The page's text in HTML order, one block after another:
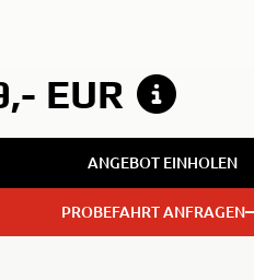
EUR
ANGEBOT EINHOLEN
PROBEFAHRT ANFRAGEN